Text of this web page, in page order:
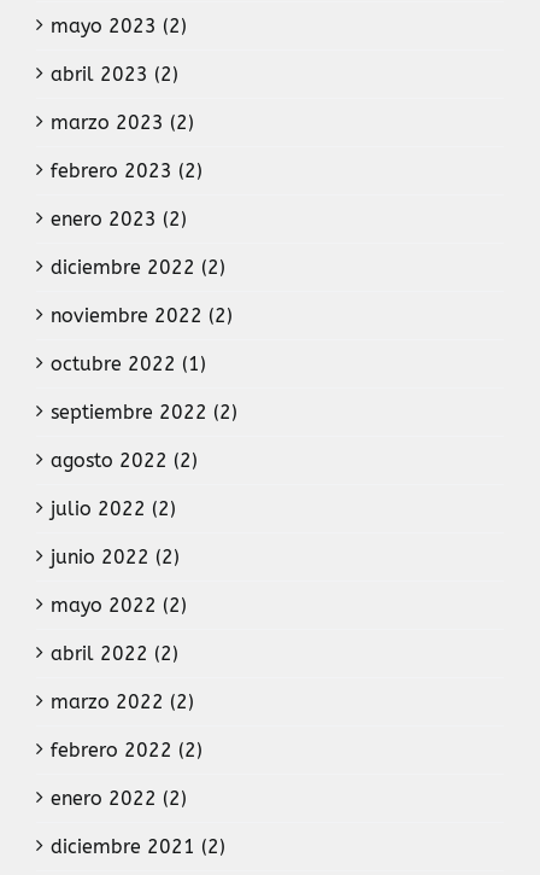
mayo 2023 (2)
abril 2023 (2)
marzo 2023 (2)
febrero 2023 (2)
enero 2023 (2)
diciembre 2022 (2)
noviembre 2022 (2)
octubre 2022 (1)
septiembre 2022 (2)
agosto 2022 (2)
julio 2022 (2)
junio 2022 (2)
mayo 2022 (2)
abril 2022 (2)
marzo 2022 (2)
febrero 2022 (2)
enero 2022 (2)
diciembre 2021 (2)